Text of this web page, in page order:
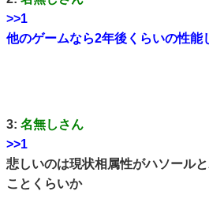
>>1
他のゲームなら2年後くらいの性
3: 名無しさん
>>1
悲しいのは現状相属性がハソール
ことくらいか